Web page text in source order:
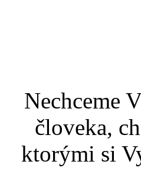
Nechceme
človeka,
ktorými si